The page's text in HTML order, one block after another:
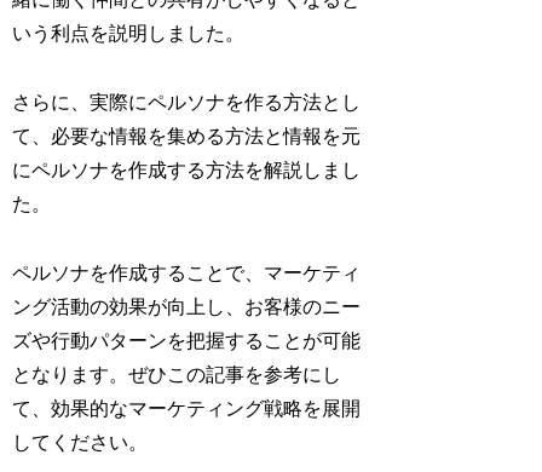
いう利点を説明しました。
さらに、実際にペルソナを作る方法とし
て、必要な情報を集める方法と情報を元
にペルソナを作成する方法を解説しまし
た。
ペルソナを作成することで、マーケティ
ング活動の効果が向上し、お客様のニー
ズや行動パターンを把握することが可能
となります。ぜひこの記事を参考にし
て、効果的なマーケティング戦略を展開
してください。